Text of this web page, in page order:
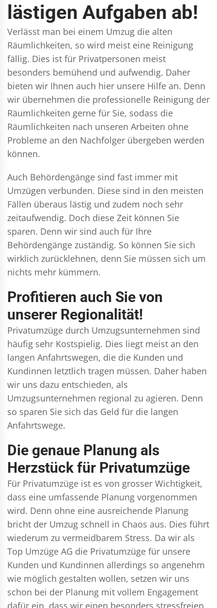
lästigen Aufgaben ab!
Verlässt man bei einem Umzug die alten
Räumlichkeiten, so wird meist eine Reinigung
fällig. Dies ist für Privatpersonen meist
besonders bemühend und aufwendig. Daher
bieten wir Ihnen auch hier unsere Hilfe an. Denn
wir übernehmen die professionelle Reinigung der
Räumlichkeiten gerne für Sie, sodass die
Räumlichkeiten nach unseren Arbeiten ohne
Probleme an den Nachfolger übergeben werden
können.
Auch Behördengänge sind fast immer mit
Umzügen verbunden. Diese sind in den meisten
Fällen überaus lästig und zudem noch sehr
zeitaufwendig. Doch diese Zeit können Sie
sparen. Denn wir sind auch für Ihre
Behördengänge zuständig. So können Sie sich
wirklich zurücklehnen, denn Sie müssen sich um
nichts mehr kümmern.
Profitieren auch Sie von
unserer Regionalität!
Privatumzüge durch Umzugsunternehmen sind
häufig sehr Kostspielig. Dies liegt meist an den
langen Anfahrtswegen, die die Kunden und
Kundinnen letztlich tragen müssen. Daher haben
wir uns dazu entschieden, als
Umzugsunternehmen regional zu agieren. Denn
so sparen Sie sich das Geld für die langen
Anfahrtswege.
Die genaue Planung als
Herzstück für Privatumzüge
Für Privatumzüge ist es von grosser Wichtigkeit,
dass eine umfassende Planung vorgenommen
wird. Denn ohne eine ausreichende Planung
bricht der Umzug schnell in Chaos aus. Dies führt
wiederum zu vermeidbarem Stress. Da wir als
Top Umzüge AG die Privatumzüge für unsere
Kunden und Kundinnen allerdings so angenehm
wie möglich gestalten wollen, setzen wir uns
schon bei der Planung mit vollem Engagement
dafür ein, dass wir einen besonders stressfreien